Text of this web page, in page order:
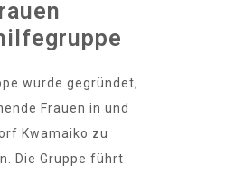
wurde gegründet,
Frauen in und
Kwamaiko zu
Die Gruppe führt